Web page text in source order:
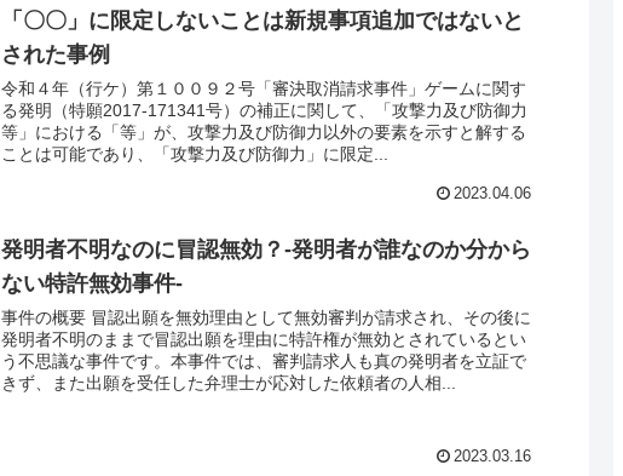
「〇〇」に限定しないことは新規事項追加ではないと
された事例
令和４年（行ケ）第１００９２号「審決取消請求事件」ゲームに関す
る発明（特願2017-171341号）の補正に関して、「攻撃力及び防御力
等」における「等」が、攻撃力及び防御力以外の要素を示すと解する
ことは可能であり、「攻撃力及び防御力」に限定...
2023.04.06
発明者不明なのに冒認無効？-発明者が誰なのか分から
ない特許無効事件-
事件の概要 冒認出願を無効理由として無効審判が請求され、その後に
発明者不明のままで冒認出願を理由に特許権が無効とされているとい
う不思議な事件です。本事件では、審判請求人も真の発明者を立証で
きず、また出願を受任した弁理士が応対した依頼者の人相...
2023.03.16